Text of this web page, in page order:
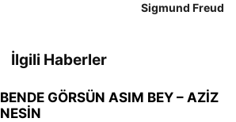
Sigmund Freud
İlgili Haberler
BENDE GÖRSÜN ASIM BEY – AZİZ
NESİN